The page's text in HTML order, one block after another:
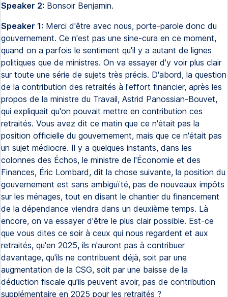
Speaker 2: Bonsoir Benjamin.
Speaker 1: Merci d'être avec nous, porte-parole donc du
gouvernement. Ce n'est pas une sine-cura en ce moment,
quand on a parfois le sentiment qu'il y a autant de lignes
politiques que de ministres. On va essayer d'y voir plus clair
sur toute une série de sujets très précis. D'abord, la question
de la contribution des retraités à l'effort financier, après les
propos de la ministre du Travail, Astrid Panossian-Bouvet,
qui expliquait qu'on pouvait mettre en contribution ces
retraités. Vous avez dit ce matin que ce n'était pas la
position officielle du gouvernement, mais que ce n'était pas
un sujet médiocre. Il y a quelques instants, dans les
colonnes des Échos, le ministre de l'Économie et des
Finances, Éric Lombard, dit la chose suivante, la position du
gouvernement est sans ambiguïté, pas de nouveaux impôts
sur les ménages, tout en disant le chantier du financement
de la dépendance viendra dans un deuxième temps. Là
encore, on va essayer d'être le plus clair possible. Est-ce
que vous dites ce soir à ceux qui nous regardent et aux
retraités, qu'en 2025, ils n'auront pas à contribuer
davantage, qu'ils ne contribuent déjà, soit par une
augmentation de la CSG, soit par une baisse de la
déduction fiscale qu'ils peuvent avoir, pas de contribution
supplémentaire en 2025 pour les retraités ?